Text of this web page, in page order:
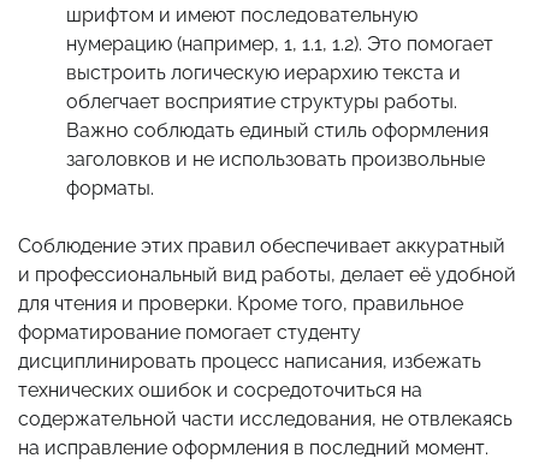
шрифтом и имеют последовательную
нумерацию (например, 1, 1.1, 1.2). Это помогает
выстроить логическую иерархию текста и
облегчает восприятие структуры работы.
Важно соблюдать единый стиль оформления
заголовков и не использовать произвольные
форматы.
Соблюдение этих правил обеспечивает аккуратный
и профессиональный вид работы, делает её удобной
для чтения и проверки. Кроме того, правильное
форматирование помогает студенту
дисциплинировать процесс написания, избежать
технических ошибок и сосредоточиться на
содержательной части исследования, не отвлекаясь
на исправление оформления в последний момент.